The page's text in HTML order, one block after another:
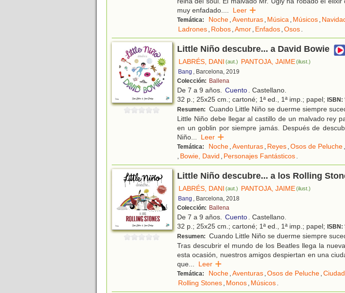
muy enfadado.... Leer
Temática: Noche,Aventuras, Música, Músicos,
Ladrones, Robos,Amor, Enfados,Osos.
Little Niño descubre... a David Bowie
LABRÉS, DANI (aut.) PANTOJA, JAIME(ilust.)
Bang , Barcelona, 2019
Colección: Ballena
De 7 a 9 años. Cuento. Castellano.
32 p.; 25x25 cm.; cartoné; 1ª ed., 1ª imp.; papel; ISBN:
Resumen: Cuando Little Niño se duerme siempre
Little Niño debe llegar al castillo de un malvado rey
en un goblin por siempre jamás. Después de
Niño... Leer
Temática: Noche,Aventuras, Reyes,Osos de Peluche,
, Bowie, David , Personajes Fantásticos.
Little Niño descubre... a los Rolling
LABRÉS, DANI (aut.) PANTOJA, JAIME(ilust.)
Bang , Barcelona, 2018
Colección: Ballena
De 7 a 9 años. Cuento. Castellano.
32 p.; 25x25 cm.; cartoné; 1ª ed., 1ª imp.; papel; ISBN:
Resumen: Cuando Little Niño se duerme siempre
Tras descubrir el mundo de los Beatles llega la
esta ocasión, nuestros amigos despiertan en una
que... Leer
Temática: Noche,Aventuras,Osos de Peluche,
Rolling Stones, Monos, Músicos.